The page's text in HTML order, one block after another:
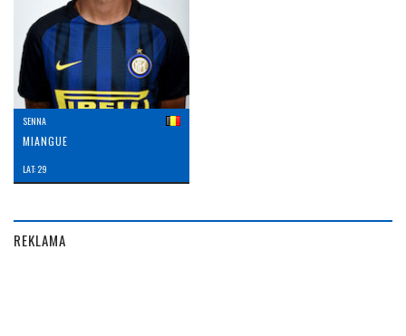
SENNA
MIANGUE
LAT: 29
REKLAMA